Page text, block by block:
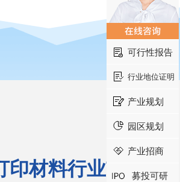
印材料行业市
可行性报告
行业地位证明
产业规划
园区规划
产业招商
募投可研